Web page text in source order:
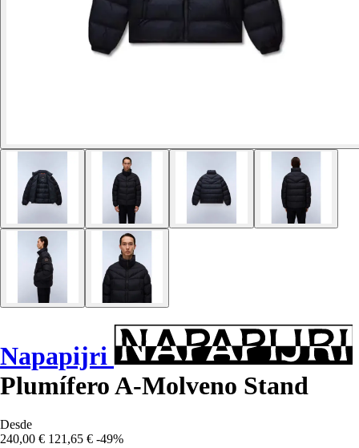
Napapijri
Plumífero A-Molveno Stand
Desde
240,00 € 121,65 € -49%